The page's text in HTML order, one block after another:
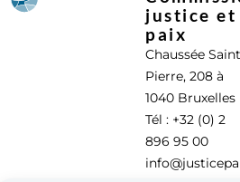
justice et
paix
Chaussée
Pierre, 208 à
1040 Bruxelles
Tél : +32 (0) 2
896 95 00